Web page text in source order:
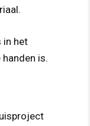
in het
is.